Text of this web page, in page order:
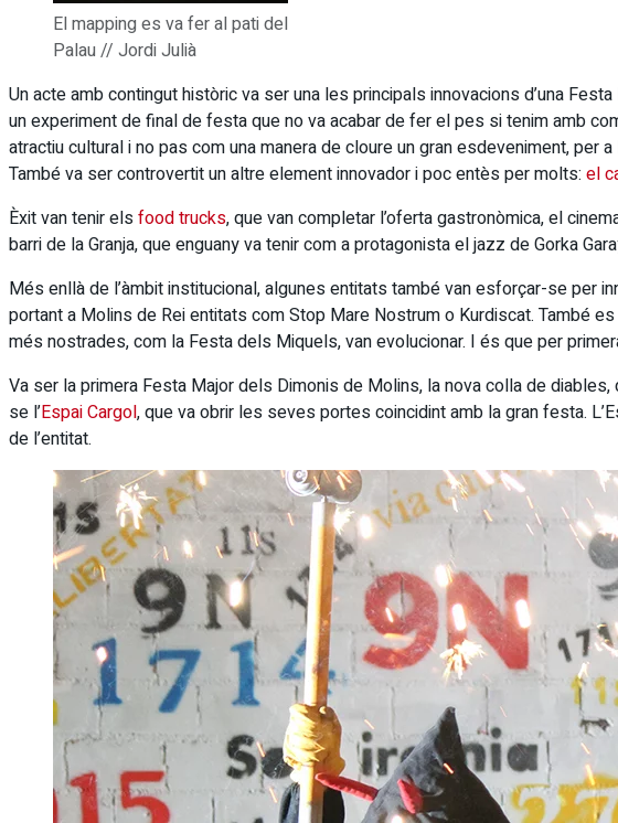
El mapping es va fer al pati del
Palau // Jordi Julià
Un acte amb contingut històric va ser una les principals innovacions d’una
un experiment de final de festa que no va acabar de fer el pes si tenim amb
atractiu cultural i no pas com una manera de cloure un gran esdeveniment, per
També va ser controvertit un altre element innovador i poc entès per molts: el
Èxit van tenir elsfood trucks, que van completar l’oferta gastronòmica, el
barri de la Granja, que enguany va tenir com a protagonista el jazz de Gorka
Més enllà de l’àmbit institucional, algunes entitats també van esforçar-se per
portant a Molins de Rei entitats com Stop Mare Nostrum o Kurdiscat. També
més nostrades, com la Festa dels Miquels, van evolucionar. I és que per
Va ser la primera Festa Major dels Dimonis de Molins, la nova colla de
se l’Espai Cargol, que va obrir les seves portes coincidint amb la gran festa.
de l’entitat.